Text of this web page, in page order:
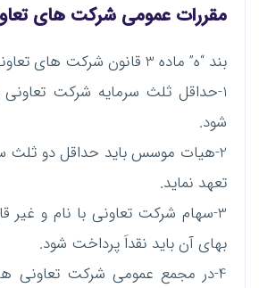
مقررات عمومی شرکت های
بند “ه” ماده 3 قانون شرکت های تعاونی مقرر می دارد:
1-حداقل ثلث سرمایه شرکت تعاونی
شود.
2-هیات موسس باید حداقل دو ثلث
تعهد نماید.
3-سهام شرکت تعاونی با نام و
بهای آن باید نقداَ پرداخت شود.
4-در مجمع عمومی شرکت